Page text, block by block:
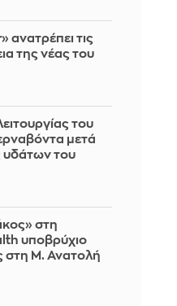
ανατρέπει τις
της νέας του
του
μετά
υδάτων του
στη
υποβρύχιο
στη Μ. Ανατολή